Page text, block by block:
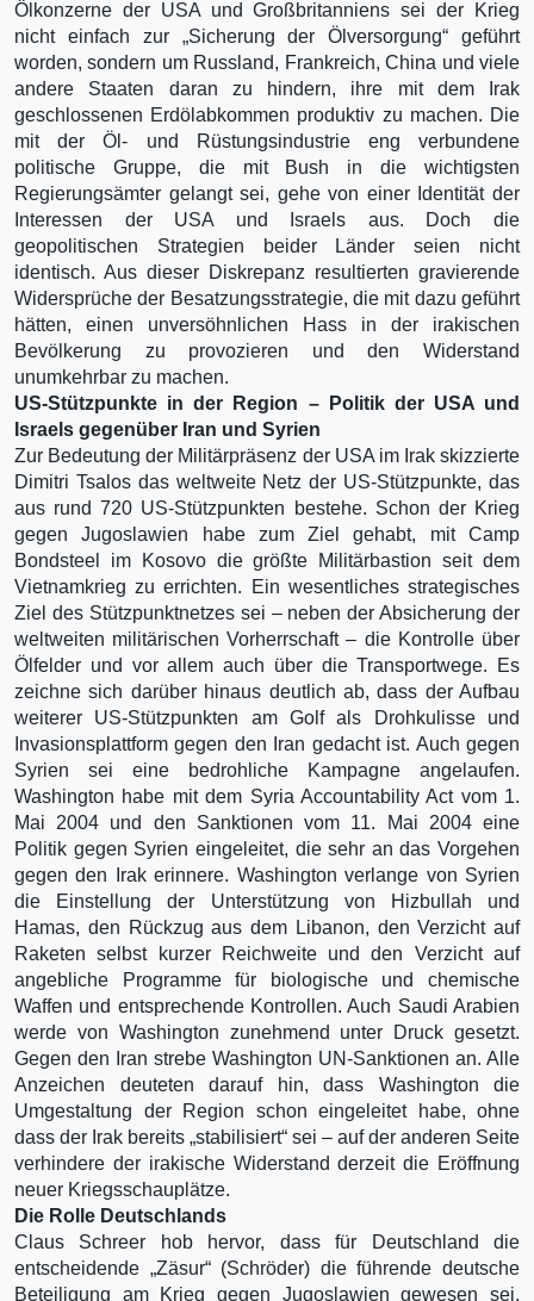
Ölkonzerne der USA und Großbritanniens sei der Krieg
nicht einfach zur „Sicherung der Ölversorgung“ geführt
worden, sondern um Russland, Frankreich, China und viele
andere Staaten daran zu hindern, ihre mit dem Irak
geschlossenen Erdölabkommen produktiv zu machen. Die
mit der Öl- und Rüstungsindustrie eng verbundene
politische Gruppe, die mit Bush in die wichtigsten
Regierungsämter gelangt sei, gehe von einer Identität der
Interessen der USA und Israels aus. Doch die
geopolitischen Strategien beider Länder seien nicht
identisch. Aus dieser Diskrepanz resultierten gravierende
Widersprüche der Besatzungsstrategie, die mit dazu geführt
hätten, einen unversöhnlichen Hass in der irakischen
Bevölkerung zu provozieren und den Widerstand
unumkehrbar zu machen.
US-Stützpunkte in der Region – Politik der USA und
Israels gegenüber Iran und Syrien
Zur Bedeutung der Militärpräsenz der USA im Irak skizzierte
Dimitri Tsalos das weltweite Netz der US-Stützpunkte, das
aus rund 720 US-Stützpunkten bestehe. Schon der Krieg
gegen Jugoslawien habe zum Ziel gehabt, mit Camp
Bondsteel im Kosovo die größte Militärbastion seit dem
Vietnamkrieg zu errichten. Ein wesentliches strategisches
Ziel des Stützpunktnetzes sei – neben der Absicherung der
weltweiten militärischen Vorherrschaft – die Kontrolle über
Ölfelder und vor allem auch über die Transportwege. Es
zeichne sich darüber hinaus deutlich ab, dass der Aufbau
weiterer US-Stützpunkten am Golf als Drohkulisse und
Invasionsplattform gegen den Iran gedacht ist. Auch gegen
Syrien sei eine bedrohliche Kampagne angelaufen.
Washington habe mit dem Syria Accountability Act vom 1.
Mai 2004 und den Sanktionen vom 11. Mai 2004 eine
Politik gegen Syrien eingeleitet, die sehr an das Vorgehen
gegen den Irak erinnere. Washington verlange von Syrien
die Einstellung der Unterstützung von Hizbullah und
Hamas, den Rückzug aus dem Libanon, den Verzicht auf
Raketen selbst kurzer Reichweite und den Verzicht auf
angebliche Programme für biologische und chemische
Waffen und entsprechende Kontrollen. Auch Saudi Arabien
werde von Washington zunehmend unter Druck gesetzt.
Gegen den Iran strebe Washington UN-Sanktionen an. Alle
Anzeichen deuteten darauf hin, dass Washington die
Umgestaltung der Region schon eingeleitet habe, ohne
dass der Irak bereits „stabilisiert“ sei – auf der anderen Seite
verhindere der irakische Widerstand derzeit die Eröffnung
neuer Kriegsschauplätze.
Die Rolle Deutschlands
Claus Schreer hob hervor, dass für Deutschland die
entscheidende „Zäsur“ (Schröder) die führende deutsche
Beteiligung am Krieg gegen Jugoslawien gewesen sei.